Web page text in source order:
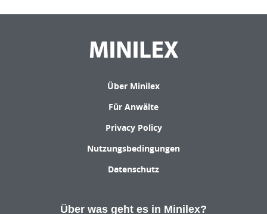
Über Minilex
Für Anwälte
Privacy Policy
Nutzungsbedingungen
Datenschutz
Über was geht es in Minilex?